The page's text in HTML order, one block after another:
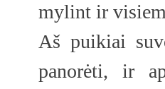
mylint ir
Aš puikiai
panorėti, ir